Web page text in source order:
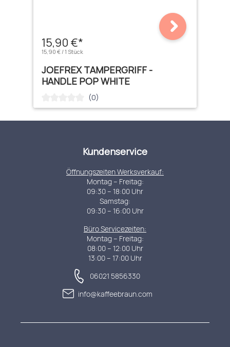
15,90 €*
15,90 € / 1 Stück
JOEFREX TAMPERGRIFF -
HANDLE POP WHITE
Durchschnittliche Bewertung von 0 von 5 Sternen
(0)
Kundenservice
Öffnungszeiten Werksverkauf:
Montag – Freitag:
09:30 – 18:00 Uhr
Samstag:
09:30 – 16:00 Uhr
Büro Servicezeiten:
Montag – Freitag:
08:00 – 12:00 Uhr
13:00 – 17:00 Uhr
06021 5856330
info@kaffeebraun.com